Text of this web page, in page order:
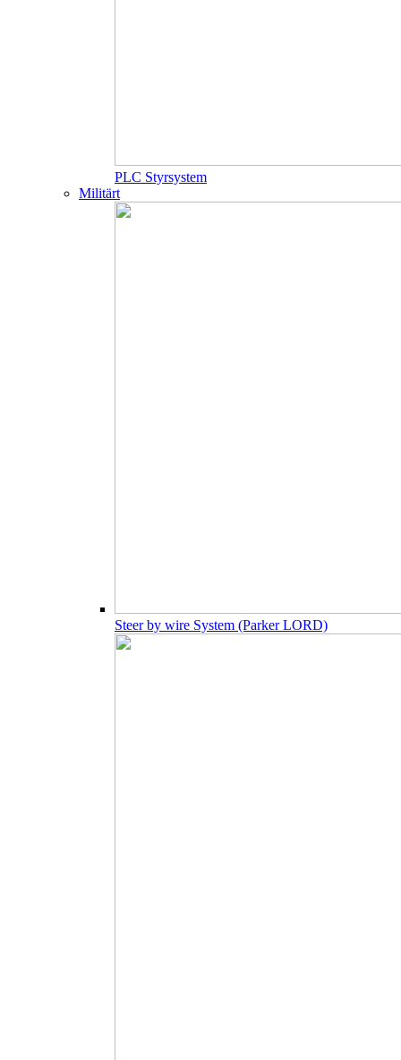
PLC Styrsystem
Militärt
Steer by wire System (Parker LORD)